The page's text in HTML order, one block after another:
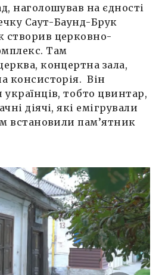
наголошував на єдності
Саут-Баунд-Брук
створив церковно-
Там
концертна зала,
консисторія. Він
тобто цвинтар,
діячі, які емігрували
встановили пам’ятник